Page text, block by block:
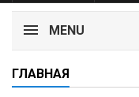
MENU
ГЛАВНАЯ